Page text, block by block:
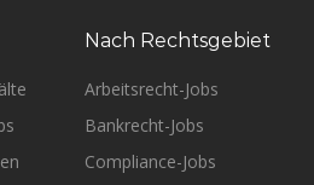
Nach Rechtsgebiet
Arbeitsrecht-Jobs
Bankrecht-Jobs
Compliance-Jobs